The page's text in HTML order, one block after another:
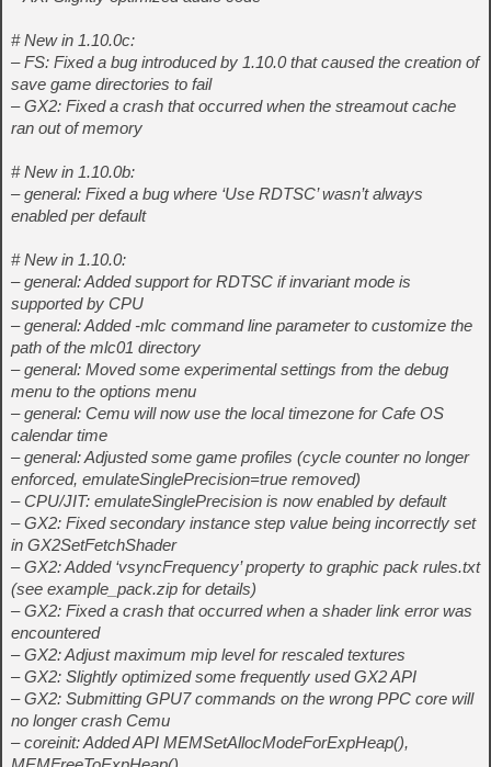
# New in 1.10.0c:
– FS: Fixed a bug introduced by 1.10.0 that caused the creation of
save game directories to fail
– GX2: Fixed a crash that occurred when the streamout cache
ran out of memory
# New in 1.10.0b:
– general: Fixed a bug where ‘Use RDTSC’ wasn’t always
enabled per default
# New in 1.10.0:
– general: Added support for RDTSC if invariant mode is
supported by CPU
– general: Added -mlc command line parameter to customize the
path of the mlc01 directory
– general: Moved some experimental settings from the debug
menu to the options menu
– general: Cemu will now use the local timezone for Cafe OS
calendar time
– general: Adjusted some game profiles (cycle counter no longer
enforced, emulateSinglePrecision=true removed)
– CPU/JIT: emulateSinglePrecision is now enabled by default
– GX2: Fixed secondary instance step value being incorrectly set
in GX2SetFetchShader
– GX2: Added ‘vsyncFrequency’ property to graphic pack rules.txt
(see example_pack.zip for details)
– GX2: Fixed a crash that occurred when a shader link error was
encountered
– GX2: Adjust maximum mip level for rescaled textures
– GX2: Slightly optimized some frequently used GX2 API
– GX2: Submitting GPU7 commands on the wrong PPC core will
no longer crash Cemu
– coreinit: Added API MEMSetAllocModeForExpHeap(),